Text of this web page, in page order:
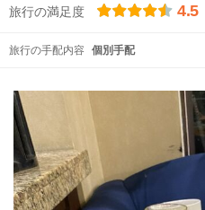
旅行の満足度 4.5
旅行の手配内容 個別手配